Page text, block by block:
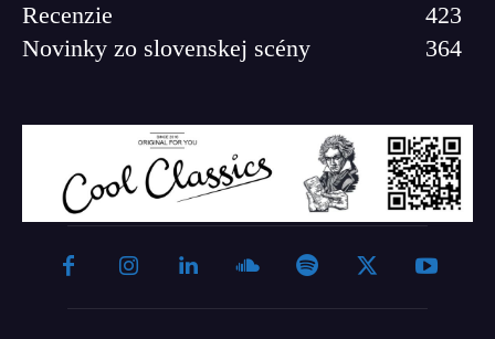
Recenzie
423
Novinky zo slovenskej scény
364